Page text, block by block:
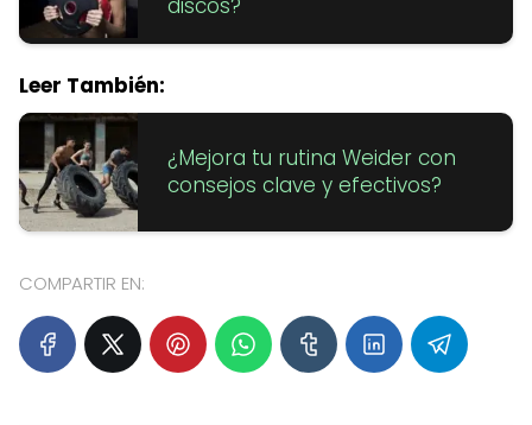
Leer También:
¿Mejora tu rutina Weider con
consejos clave y efectivos?
COMPARTIR EN: